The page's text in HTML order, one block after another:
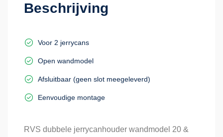
Beschrijving
Voor 2 jerrycans
Open wandmodel
Afsluitbaar (geen slot meegeleverd)
Eenvoudige montage
RVS dubbele jerrycanhouder wandmodel 20 &